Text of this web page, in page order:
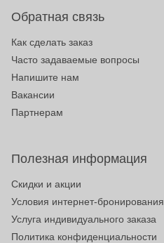
Обратная связь
Как сделать заказ
Часто задаваемые вопросы
Напишите нам
Вакансии
Партнерам
Полезная информация
Скидки и акции
Условия интернет-бронирования
Услуга индивидуального заказа
Политика конфиденциальности